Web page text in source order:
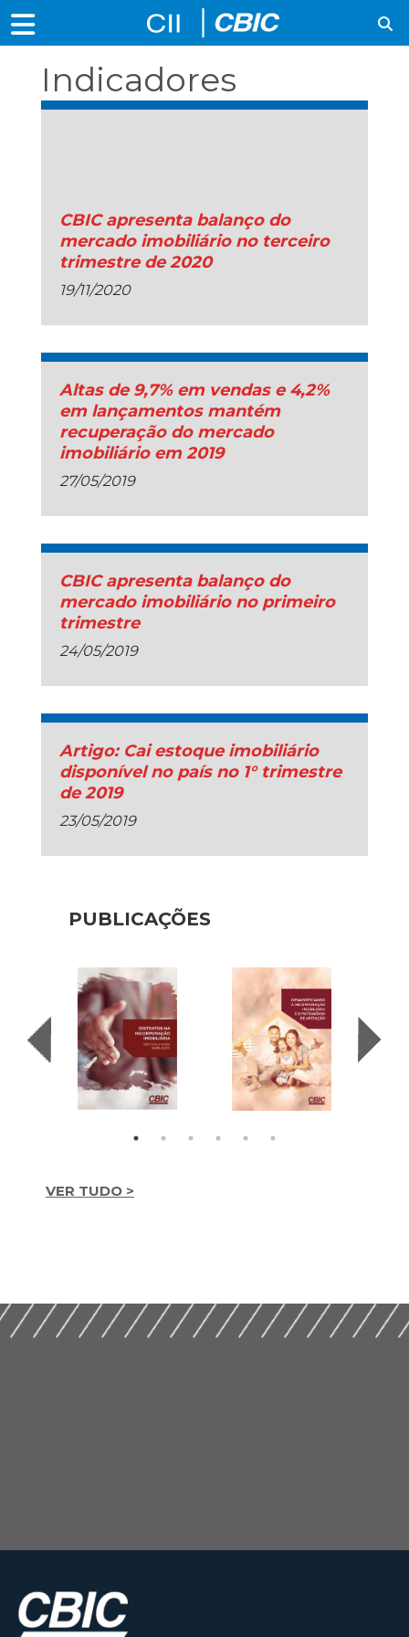
Indicadores
Imobiliários
CBIC apresenta balanço do
mercado imobiliário no terceiro
trimestre de 2020
19/11/2020
Altas de 9,7% em vendas e 4,2%
em lançamentos mantém
recuperação do mercado
imobiliário em 2019
27/05/2019
CBIC apresenta balanço do
mercado imobiliário no primeiro
trimestre
24/05/2019
Artigo: Cai estoque imobiliário
disponível no país no 1° trimestre
de 2019
23/05/2019
PUBLICAÇÕES
VER TUDO >